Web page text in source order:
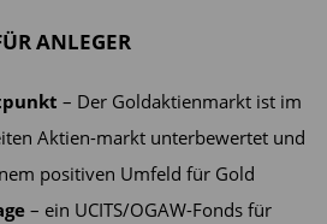
ANLEGER
– Der Goldaktienmarkt ist im
Aktien-markt unterbewertet und
positiven Umfeld für Gold
– ein UCITS/OGAW-Fonds für